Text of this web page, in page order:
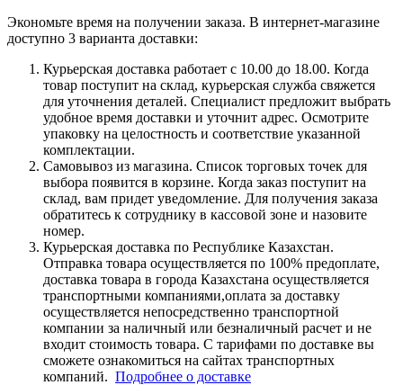
Экономьте время на получении заказа. В интернет-магазине
доступно 3 варианта доставки:
Курьерская доставка работает с 10.00 до 18.00. Когда
товар поступит на склад, курьерская служба свяжется
для уточнения деталей. Специалист предложит выбрать
удобное время доставки и уточнит адрес. Осмотрите
упаковку на целостность и соответствие указанной
комплектации.
Самовывоз из магазина. Список торговых точек для
выбора появится в корзине. Когда заказ поступит на
склад, вам придет уведомление. Для получения заказа
обратитесь к сотруднику в кассовой зоне и назовите
номер.
Курьерская доставка по Республике Казахстан.
Отправка товара осуществляется по 100% предоплате,
доставка товара в города Казахстана осуществляется
транспортными компаниями,оплата за доставку
осуществляется непосредственно транспортной
компании за наличный или безналичный расчет и не
входит стоимость товара. С тарифами по доставке вы
сможете ознакомиться на сайтах транспортных
компаний. Подробнее о доставке